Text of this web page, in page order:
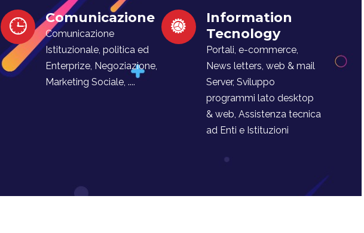
Comunicazione
Comunicazione
Istituzionale, politica ed
Enterprize, Negoziazione,
Marketing Sociale, ....
Information
Tecnology
Portali, e-commerce,
News letters, web & mail
Server, Sviluppo
programmi lato desktop
& web, Assistenza tecnica
ad Enti e Istituzioni